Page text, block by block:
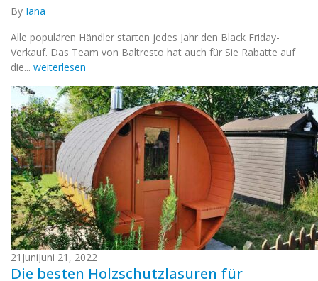
By Iana
Alle populären Händler starten jedes Jahr den Black Friday-
Verkauf. Das Team von Baltresto hat auch für Sie Rabatte auf
die... weiterlesen
21 JuniJuni 21, 2022
Die besten Holzschutzlasuren für